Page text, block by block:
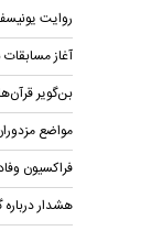
روایت
آغاز
بن‌گویر
مواضع
فراکسیون
هشدار